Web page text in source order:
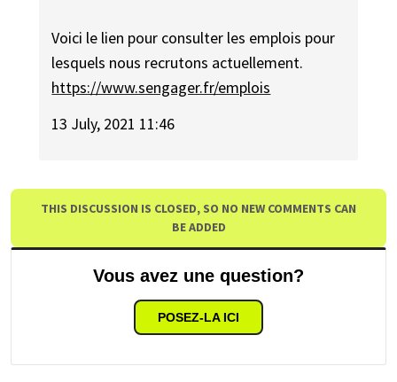
Voici le lien pour consulter les emplois pour
lesquels nous recrutons actuellement.
https://www.sengager.fr/emplois
13 July, 2021 11:46
THIS DISCUSSION IS CLOSED, SO NO NEW COMMENTS CAN
BE ADDED
Vous avez une question?
POSEZ-LA ICI